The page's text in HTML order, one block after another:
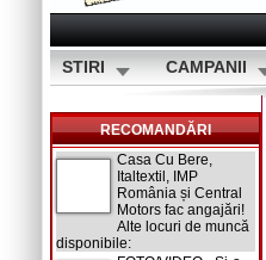
STIRI CAMPANII
RECOMANDĂRI
Casa Cu Bere,
Italtextil, IMP
România și Central
Motors fac angajări!
Alte locuri de muncă
disponibile: